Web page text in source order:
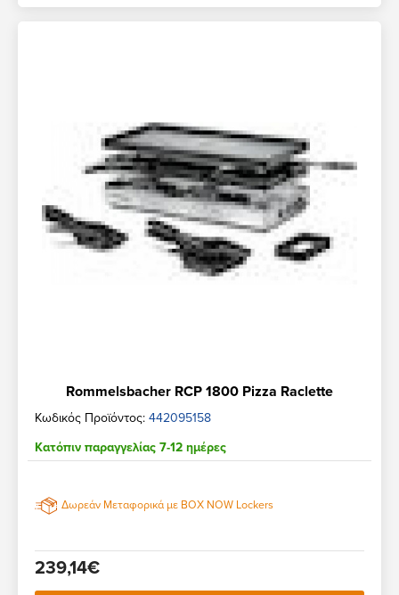
Rommelsbacher RCP 1800 Pizza Raclette
Κωδικός Προϊόντος: 442095158
Κατόπιν παραγγελίας 7-12 ημέρες
Δωρεάν Μεταφορικά με BOX NOW Lockers
239,14€